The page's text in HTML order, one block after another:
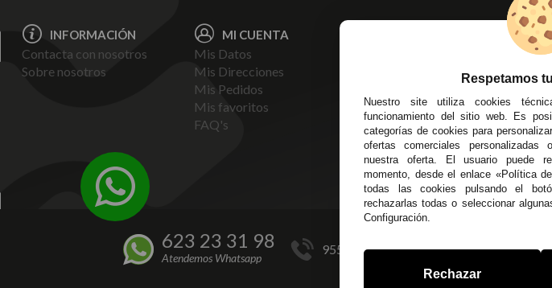
INFORMACIÓN
Contacta con nosotros
Sobre nosotros
MI CUENTA
Mis Datos
Mis Direcciones
Mis Pedidos
Mis favoritos
FAQ's
Entregas y Devoluciones
Pago Seguro
Terminos y
Condiciones Generales
Políticas de Cookies
C/
C/
623 23 31 98
Atendemos Whatsapp
955 44 45 43/955 44 45 44
Respetamos
Nuestro site utiliza cookies
funcionamiento del sitio web. Es
categorías de cookies para
ofertas comerciales
nuestra oferta. El usuario puede
momento, desde el enlace «Política
todas las cookies pulsando el
rechazarlas todas o seleccionar
Configuración.
Rechazar